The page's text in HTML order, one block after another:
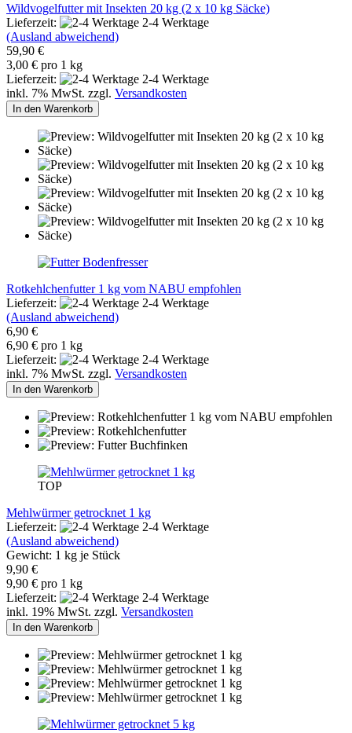
Wildvogelfutter mit Insekten 20 kg (2 x 10 kg Säcke)
Lieferzeit:
2-4 Werktage
(Ausland abweichend)
59,90 €
3,00 € pro 1 kg
Lieferzeit:
2-4 Werktage
inkl. 7% MwSt. zzgl. Versandkosten
In den Warenkorb
Rotkehlchenfutter 1 kg vom NABU empfohlen
Lieferzeit:
2-4 Werktage
(Ausland abweichend)
6,90 €
6,90 € pro 1 kg
Lieferzeit:
2-4 Werktage
inkl. 7% MwSt. zzgl. Versandkosten
In den Warenkorb
TOP
Mehlwürmer getrocknet 1 kg
Lieferzeit:
2-4 Werktage
(Ausland abweichend)
Gewicht: 1 kg je Stück
9,90 €
9,90 € pro 1 kg
Lieferzeit:
2-4 Werktage
inkl. 19% MwSt. zzgl. Versandkosten
In den Warenkorb